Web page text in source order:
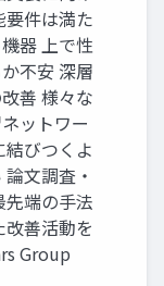
件は満た
器 上で性
不安 深層
善 様々な
ットワー
びつくよ
文調査・
端の手法
善活動を
Group